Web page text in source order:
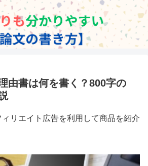
由書は何を書く？800字の
リエイト広告を利用して商品を紹介